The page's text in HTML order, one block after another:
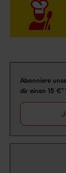
Newsletter
Abonniere
dir einen 15